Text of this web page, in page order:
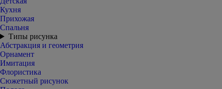
Кухня
Прихожая
Спальня
Типы рисунка
Абстракция и геометрия
Орнамент
Имитация
Флористика
Сюжетный рисунок